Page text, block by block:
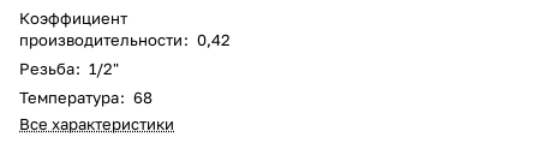
Коэффициент
производительности: 0,42
Резьба: 1/2"
Температура: 68
Все характеристики